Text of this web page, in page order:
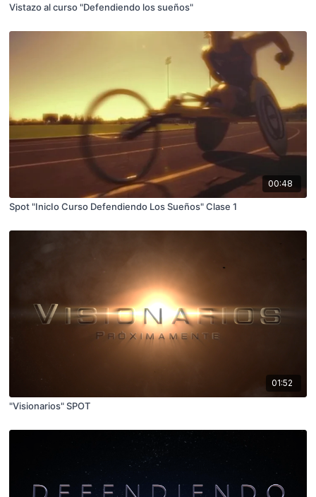
Vistazo al curso "Defendiendo los sueños"
00:48
Spot "InicIo Curso Defendiendo Los Sueños" Clase 1
01:52
"Visionarios" SPOT